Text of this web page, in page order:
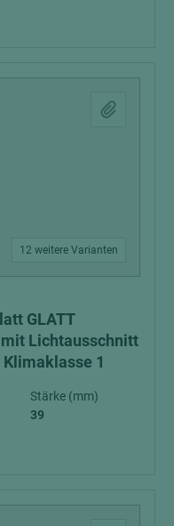
12 weitere Varianten
GLATT
mit Lichtausschnitt
Klimaklasse 1
Stärke (mm)
39